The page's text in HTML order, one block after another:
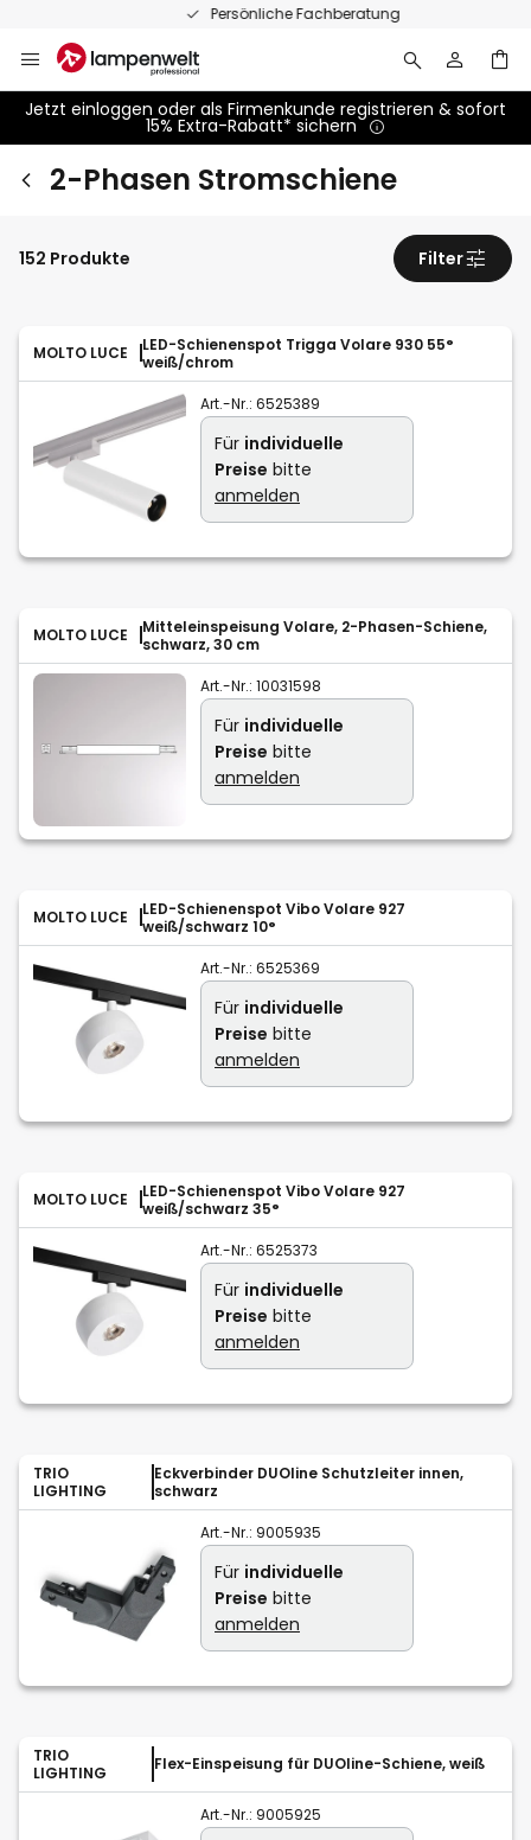
Persönliche Fachberatung
Inhalt
springen
Jetzt einloggen oder als Firmenkunde registrieren & sofort
15% Extra-Rabatt* sichern
2-Phasen Stromschiene
MOLTO LUCE
LED-Schienenspot Trigga Volare 930 55°
weiß/chrom
Art.-Nr.: 6525389
Für individuelle
Preise bitte
anmelden
MOLTO LUCE
Mitteleinspeisung Volare, 2-Phasen-Schiene,
schwarz, 30 cm
Art.-Nr.: 10031598
Für individuelle
Preise bitte
anmelden
MOLTO LUCE
LED-Schienenspot Vibo Volare 927
weiß/schwarz 10°
Art.-Nr.: 6525369
Für individuelle
Preise bitte
anmelden
MOLTO LUCE
LED-Schienenspot Vibo Volare 927
weiß/schwarz 35°
Art.-Nr.: 6525373
Für individuelle
Preise bitte
anmelden
TRIO
LIGHTING
Eckverbinder DUOline Schutzleiter innen,
schwarz
Art.-Nr.: 9005935
Für individuelle
Preise bitte
anmelden
TRIO
LIGHTING
Flex-Einspeisung für DUOline-Schiene, weiß
Art.-Nr.: 9005925
152 Produkte Filter